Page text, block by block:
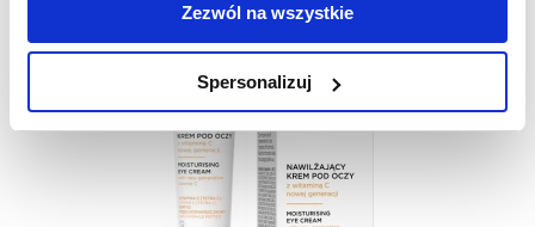
Zezwól na wszystkie
Spersonalizuj